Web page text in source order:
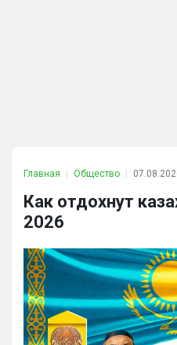
Главная Общество
Как отдохнут
2026